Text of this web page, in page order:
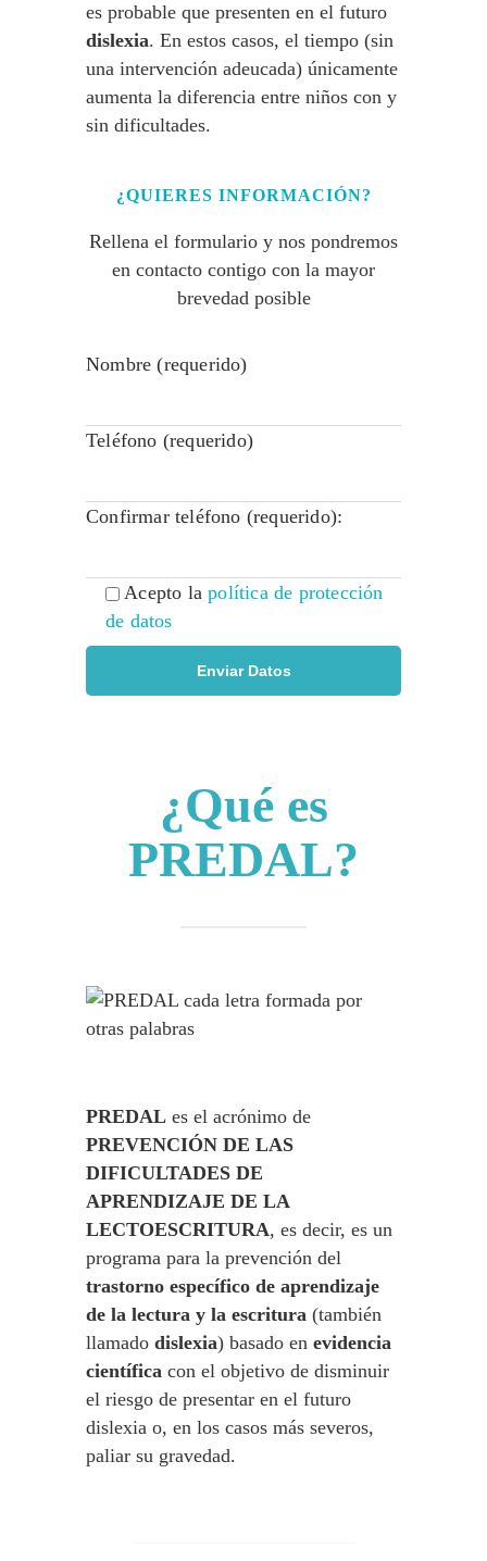
es probable que presenten en el futuro
dislexia. En estos casos, el tiempo (sin
una intervención adeucada) únicamente
aumenta la diferencia entre niños con y
sin dificultades.
¿QUIERES INFORMACIÓN?
Rellena el formulario y nos pondremos
en contacto contigo con la mayor
brevedad posible
Nombre (requerido)
Teléfono (requerido)
Confirmar teléfono (requerido):
Acepto lapolítica de protección
de datos
¿Qué es
PREDAL?
PREDAL es el acrónimo de
PREVENCIÓN DE LAS
DIFICULTADES DE
APRENDIZAJE DE LA
LECTOESCRITURA, es decir, es un
programa para la prevención del
trastorno específico de aprendizaje
de la lectura y la escritura (también
llamado dislexia) basado en evidencia
científica con el objetivo de disminuir
el riesgo de presentar en el futuro
dislexia o, en los casos más severos,
paliar su gravedad.